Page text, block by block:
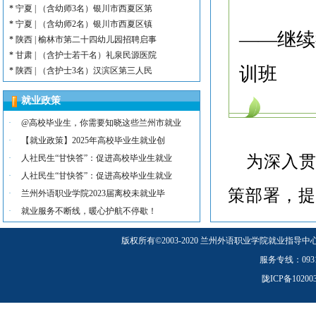
* 宁夏 | （含幼师3名）银川市西夏区第
* 宁夏 | （含幼师2名）银川市西夏区镇
* 陕西 | 榆林市第二十四幼儿园招聘启事
* 甘肃 | （含护士若干名）礼泉民源医院
* 陕西 | （含护士3名）汉滨区第三人民
*内蒙古 | （含护士3人）兴安长生肾病
宁夏 | （含护士2名）灵武市福灵养老
河北 | （含护士6人）吴桥县中西医结
河北 | 宝石花定州市第二医院医养中心
*
宁夏 | （含幼师3名）银川市西夏区第
*
宁夏 | （含幼师2名）银川市西夏区镇
*陕西 | 榆林市第二十四幼儿园招聘启事
甘肃 | （含护士若干名）礼泉民源医院
就业政策
·
@高校毕业生，你需要知晓这些兰州市就业
·
【就业政策】2025年高校毕业生就业创
·
人社民生“甘快答”：促进高校毕业生就业
·
人社民生“甘快答”：促进高校毕业生就业
·
兰州外语职业学院2023届离校未就业毕
·
就业服务不断线，暖心护航不停歇！
——继续
训班
为深入
策部署，
继续教育学院
开班仪式
管理学院大三
求。
版权所有©2003-2020 兰州外语职业学院就业指导
服务专线：
陇ICP备